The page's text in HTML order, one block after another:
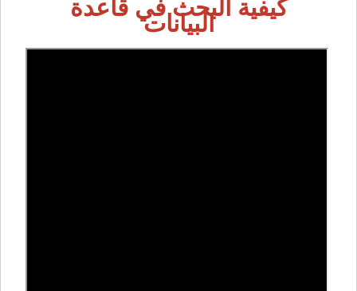
كيفية البحث في قاعدة
البيانات